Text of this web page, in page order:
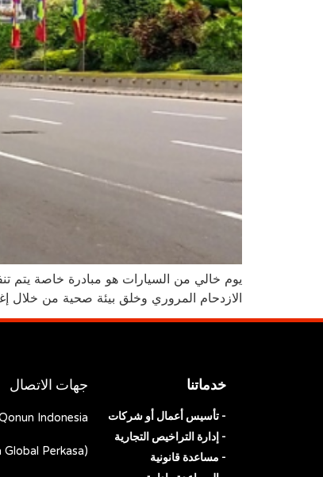
يوم خالي من السيارات هو مبادرة خاصة يتم
الازدحام المروري وخلق بيئة صحية من خلال
خدماتنا
- تأسيس أعمال أو شركات
- إدارة التراخيص التجارية
- مساعدة قانونية
جهات الاتصال
Indonesia
(PT Hibra Global Perkasa)